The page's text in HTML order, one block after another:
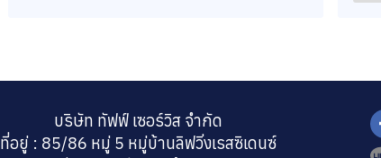
บริษัท ทัฟฟ์ เซอร์วิส จำกัด
ที่อยู่ : 85/86 หมู่ 5 หมู่บ้านลิฟวิ่งเรสซิเดนซ์